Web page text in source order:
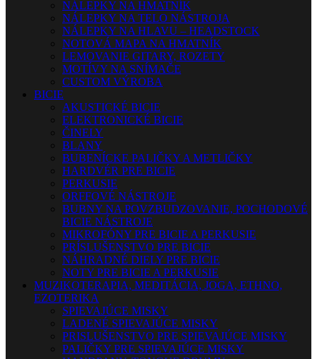
NÁLEPKY NA HMATNÍK
NÁLEPKY NA TELO NÁSTROJA
NÁLEPKY NA HLAVU – HEADSTOCK
NOTOVÁ MAPA NA HMATNÍK
LEMOVANIE GITARY, ROZETY
MOTÍVY NA SNÍMAČE
CUSTOM VÝROBA
BICIE
AKUSTICKÉ BICIE
ELEKTRONICKÉ BICIE
ČINELY
BLANY
BUBENÍCKE PALIČKY A METLIČKY
HARDVÉR PRE BICIE
PERKUSIE
ORFFOVÉ NÁSTROJE
BUBNY NA POVZBUDZOVANIE, POCHODOVÉ
BICIE NÁSTROJE
MIKROFÓNY PRE BICIE A PERKUSIE
PRÍSLUŠENSTVO PRE BICIE
NÁHRADNÉ DIELY PRE BICIE
NOTY PRE BICIE A PERKUSIE
MUZIKOTERAPIA, MEDITÁCIA, JOGA, ETHNO,
EZOTERIKA
SPIEVAJÚCE MISKY
LADENÉ SPIEVAJÚCE MISKY
PRISLUŠENSTVO PRE SPIEVAJÚCE MISKY
PALIČKY PRE SPIEVAJÚCE MISKY